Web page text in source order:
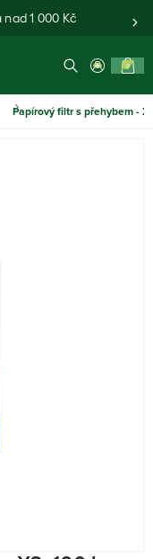
1 000 Kč
0
Papírový filtr s přehybem -